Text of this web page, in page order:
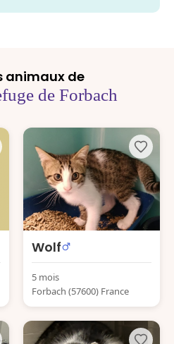
animaux de
de Forbach
Wolf
5 mois
Forbach (57600) France